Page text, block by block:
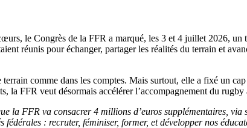
le Congrès de la FFR a marqué, les 3 et 4 juillet 2026,
réunis pour échanger, partager les réalités du terrain et
comme dans les comptes. Mais surtout, elle a fixé un
la FFR veut désormais accélérer l’accompagnement du
la FFR va consacrer 4 millions d’euros supplémentaires,
: recruter, féminiser, former, et développer nos